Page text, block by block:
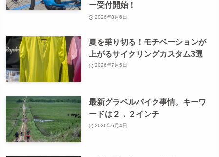
ー受付開始！
2026年8月6日
夏を乗り切る！モチベーションが
上がるサイクリングカスタム3選
2026年7月5日
最新グラベルバイク事情。キーワ
ードは２．２インチ
2026年6月4日